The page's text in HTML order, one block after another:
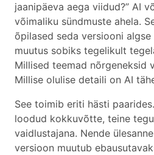
jaanipäeva aega viidud?” AI
võimaliku sündmuste ahela.
õpilased seda versiooni
muutus sobiks tegelikult
Millised teemad nõrgeneksid
Millise olulise detaili on AI
See toimib eriti hästi
loodud kokkuvõtte, teine
vaidlustajana. Nende
versioon muutub